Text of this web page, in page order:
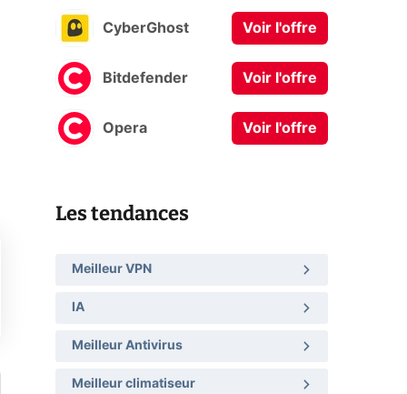
CyberGhost Voir l'offre
Bitdefender Voir l'offre
Opera Voir l'offre
Les tendances
Meilleur VPN
IA
Meilleur Antivirus
Meilleur climatiseur